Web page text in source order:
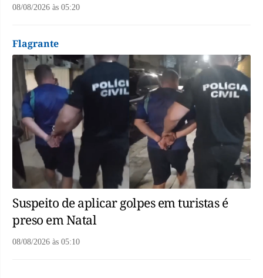
08/08/2026 às 05:20
Flagrante
Suspeito de aplicar golpes em turistas é
preso em Natal
08/08/2026 às 05:10